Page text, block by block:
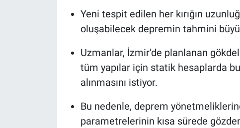
Yeni tespit edilen her kırığın
oluşabilecek depremin tahmini
Uzmanlar, İzmir’de planlanan
tüm yapılar için statik hesaplarda
alınmasını istiyor.
Bu nedenle, deprem
parametrelerinin kısa sürede